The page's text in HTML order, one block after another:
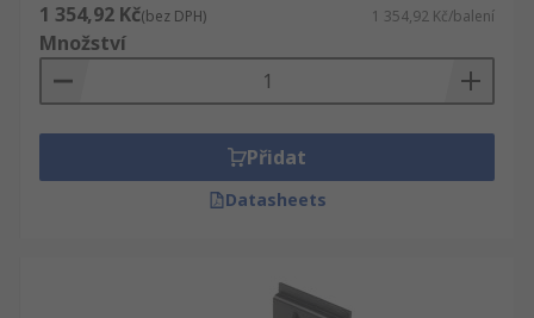
1 354,92 Kč(bez DPH) 1 354,92 Kč/balení
Množství
Přidat
Datasheets